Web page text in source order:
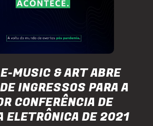
MUSIC & ART ABRE
INGRESSOS PARA A
CONFERÊNCIA DE
ELETRÔNICA DE 2021